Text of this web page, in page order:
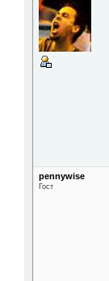
pennywise
Гост